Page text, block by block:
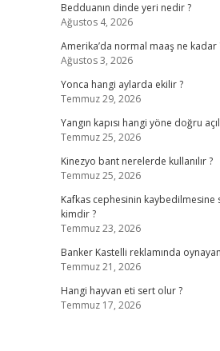
Bedduanın dinde yeri nedir ?
Ağustos 4, 2026
Amerika’da normal maaş ne kadar
Ağustos 3, 2026
Yonca hangi aylarda ekilir ?
Temmuz 29, 2026
Yangın kapısı hangi yöne doğru
Temmuz 25, 2026
Kinezyo bant nerelerde kullanılır ?
Temmuz 25, 2026
Kafkas cephesinin
kimdir ?
Temmuz 23, 2026
Banker Kastelli reklamında
Temmuz 21, 2026
Hangi hayvan eti sert olur ?
Temmuz 17, 2026